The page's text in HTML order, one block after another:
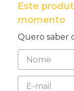
Este
momento
Quero saber